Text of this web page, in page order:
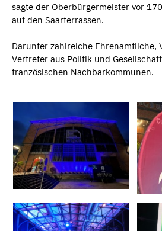
sagte der Oberbürgermeister vor
auf den Saarterrassen.
Darunter zahlreiche Ehrenamtliche,
Vertreter aus Politik und
französischen Nachbarkommunen.